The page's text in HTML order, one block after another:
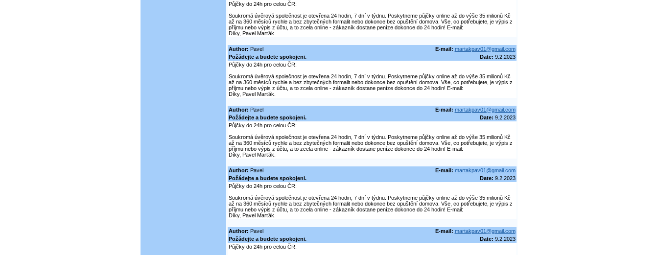
Půjčky do 24h pro celou ČR:
Soukromá úvěrová společnost je otevřena 24 hodin, 7 dní v týdnu. Poskytneme půjčky online až do výše 35 milionů Kč
až na 360 měsíců rychle a bez zbytečných formalit nebo dokonce bez opuštění domova. Vše, co potřebujete, je výpis z
příjmu nebo výpis z účtu, a to zcela online - zákazník dostane peníze dokonce do 24 hodin! E-mail:
Díky, Pavel Marťák.
Author: Pavel E-mail: martakpav01@gmail.com
Požádejte a budete spokojeni.
Date: 9.2.2023
Půjčky do 24h pro celou ČR:
Soukromá úvěrová společnost je otevřena 24 hodin, 7 dní v týdnu. Poskytneme půjčky online až do výše 35 milionů Kč
až na 360 měsíců rychle a bez zbytečných formalit nebo dokonce bez opuštění domova. Vše, co potřebujete, je výpis z
příjmu nebo výpis z účtu, a to zcela online - zákazník dostane peníze dokonce do 24 hodin! E-mail:
Díky, Pavel Marťák.
Author: Pavel E-mail: martakpav01@gmail.com
Požádejte a budete spokojeni.
Date: 9.2.2023
Půjčky do 24h pro celou ČR:
Soukromá úvěrová společnost je otevřena 24 hodin, 7 dní v týdnu. Poskytneme půjčky online až do výše 35 milionů Kč
až na 360 měsíců rychle a bez zbytečných formalit nebo dokonce bez opuštění domova. Vše, co potřebujete, je výpis z
příjmu nebo výpis z účtu, a to zcela online - zákazník dostane peníze dokonce do 24 hodin! E-mail:
Díky, Pavel Marťák.
Author: Pavel E-mail: martakpav01@gmail.com
Požádejte a budete spokojeni.
Date: 9.2.2023
Půjčky do 24h pro celou ČR:
Soukromá úvěrová společnost je otevřena 24 hodin, 7 dní v týdnu. Poskytneme půjčky online až do výše 35 milionů Kč
až na 360 měsíců rychle a bez zbytečných formalit nebo dokonce bez opuštění domova. Vše, co potřebujete, je výpis z
příjmu nebo výpis z účtu, a to zcela online - zákazník dostane peníze dokonce do 24 hodin! E-mail:
Díky, Pavel Marťák.
Author: Pavel E-mail: martakpav01@gmail.com
Požádejte a budete spokojeni.
Date: 9.2.2023
Půjčky do 24h pro celou ČR: